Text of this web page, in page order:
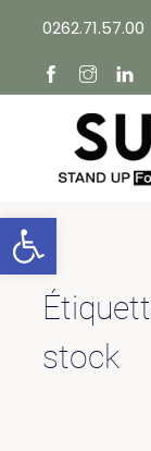
content
0262.71.57.00
stock
Ouvrir la barre d’outils